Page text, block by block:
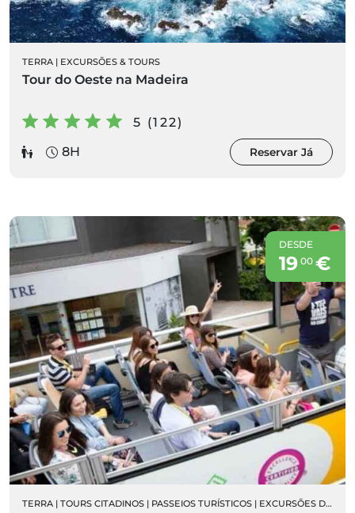
TERRA | EXCURSÕES & TOURS
Tour do Oeste na Madeira
5 (122)
8H
Reservar Já
DESDE
19 00€
TERRA | TOURS CITADINOS | PASSEIOS TURÍSTICOS | EXCURSÕES DE AUTOCARRO